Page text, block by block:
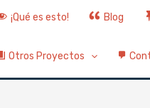
¡Qué es esto! Blog
Otros Proyectos